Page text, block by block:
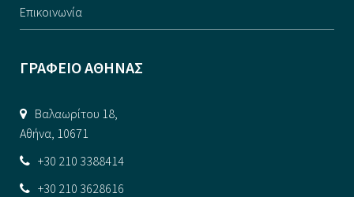
Επικοινωνία
ΓΡΑΦΕΙΟ ΑΘΗΝΑΣ
Βαλαωρίτου 18,
Αθήνα, 10671
+30 210 3388414
+30 210 3628616